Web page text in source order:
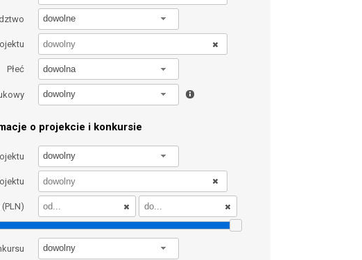
dowolne
Płeć dowolna
dowolny
o projekcie i konkursie
dowolny
dowolny